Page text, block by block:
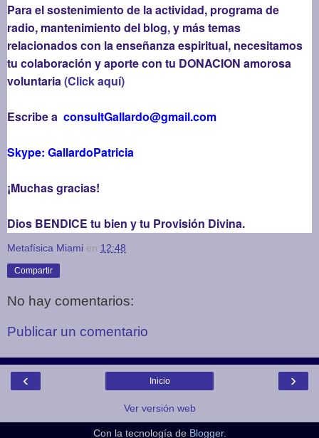
Para el sostenimiento de la actividad, programa de
radio, mantenimiento del blog, y más temas
relacionados con la enseñanza espiritual, necesitamos
tu colaboración y aporte con tu DONACION amorosa
voluntaria(Click aquí)
Escribe a consultGallardo@gmail.com
Skype: GallardoPatricia
¡Muchas gracias!
Dios BENDICE tu bien y tu Provisión Divina.
Metafísica Miami en 12:48
Compartir
No hay comentarios:
Publicar un comentario
‹ ›
Inicio
Ver versión web
Con la tecnología de Blogger.